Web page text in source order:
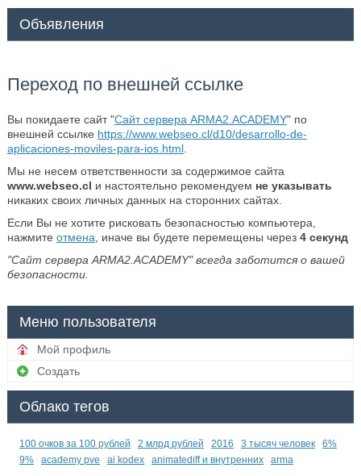
Объявления
Переход по внешней ссылке
Вы покидаете сайт "Сайт сервера ARMA2.ACADEMY" по
внешней ссылке https://www.webseo.cl/d10/desarrollo-de-
aplicaciones-moviles-para-ios.html.
Мы не несем ответственности за содержимое сайта
www.webseo.cl и настоятельно рекомендуем не указывать
никаких своих личных данных на сторонних сайтах.
Если Вы не хотите рисковать безопасностью компьютера,
нажмите отмена , иначе вы будете перемещены через 4секунд
"Сайт сервера ARMA2.ACADEMY" всегда заботится о вашей
безопасности.
Меню пользователя
Мой профиль
Создать
Облако тегов
100 очков за 100 рублей 2 млрд рублей 2016 3 тысяч человек
6%
9%
academy pve ai kodex animatediff и внутренних arma